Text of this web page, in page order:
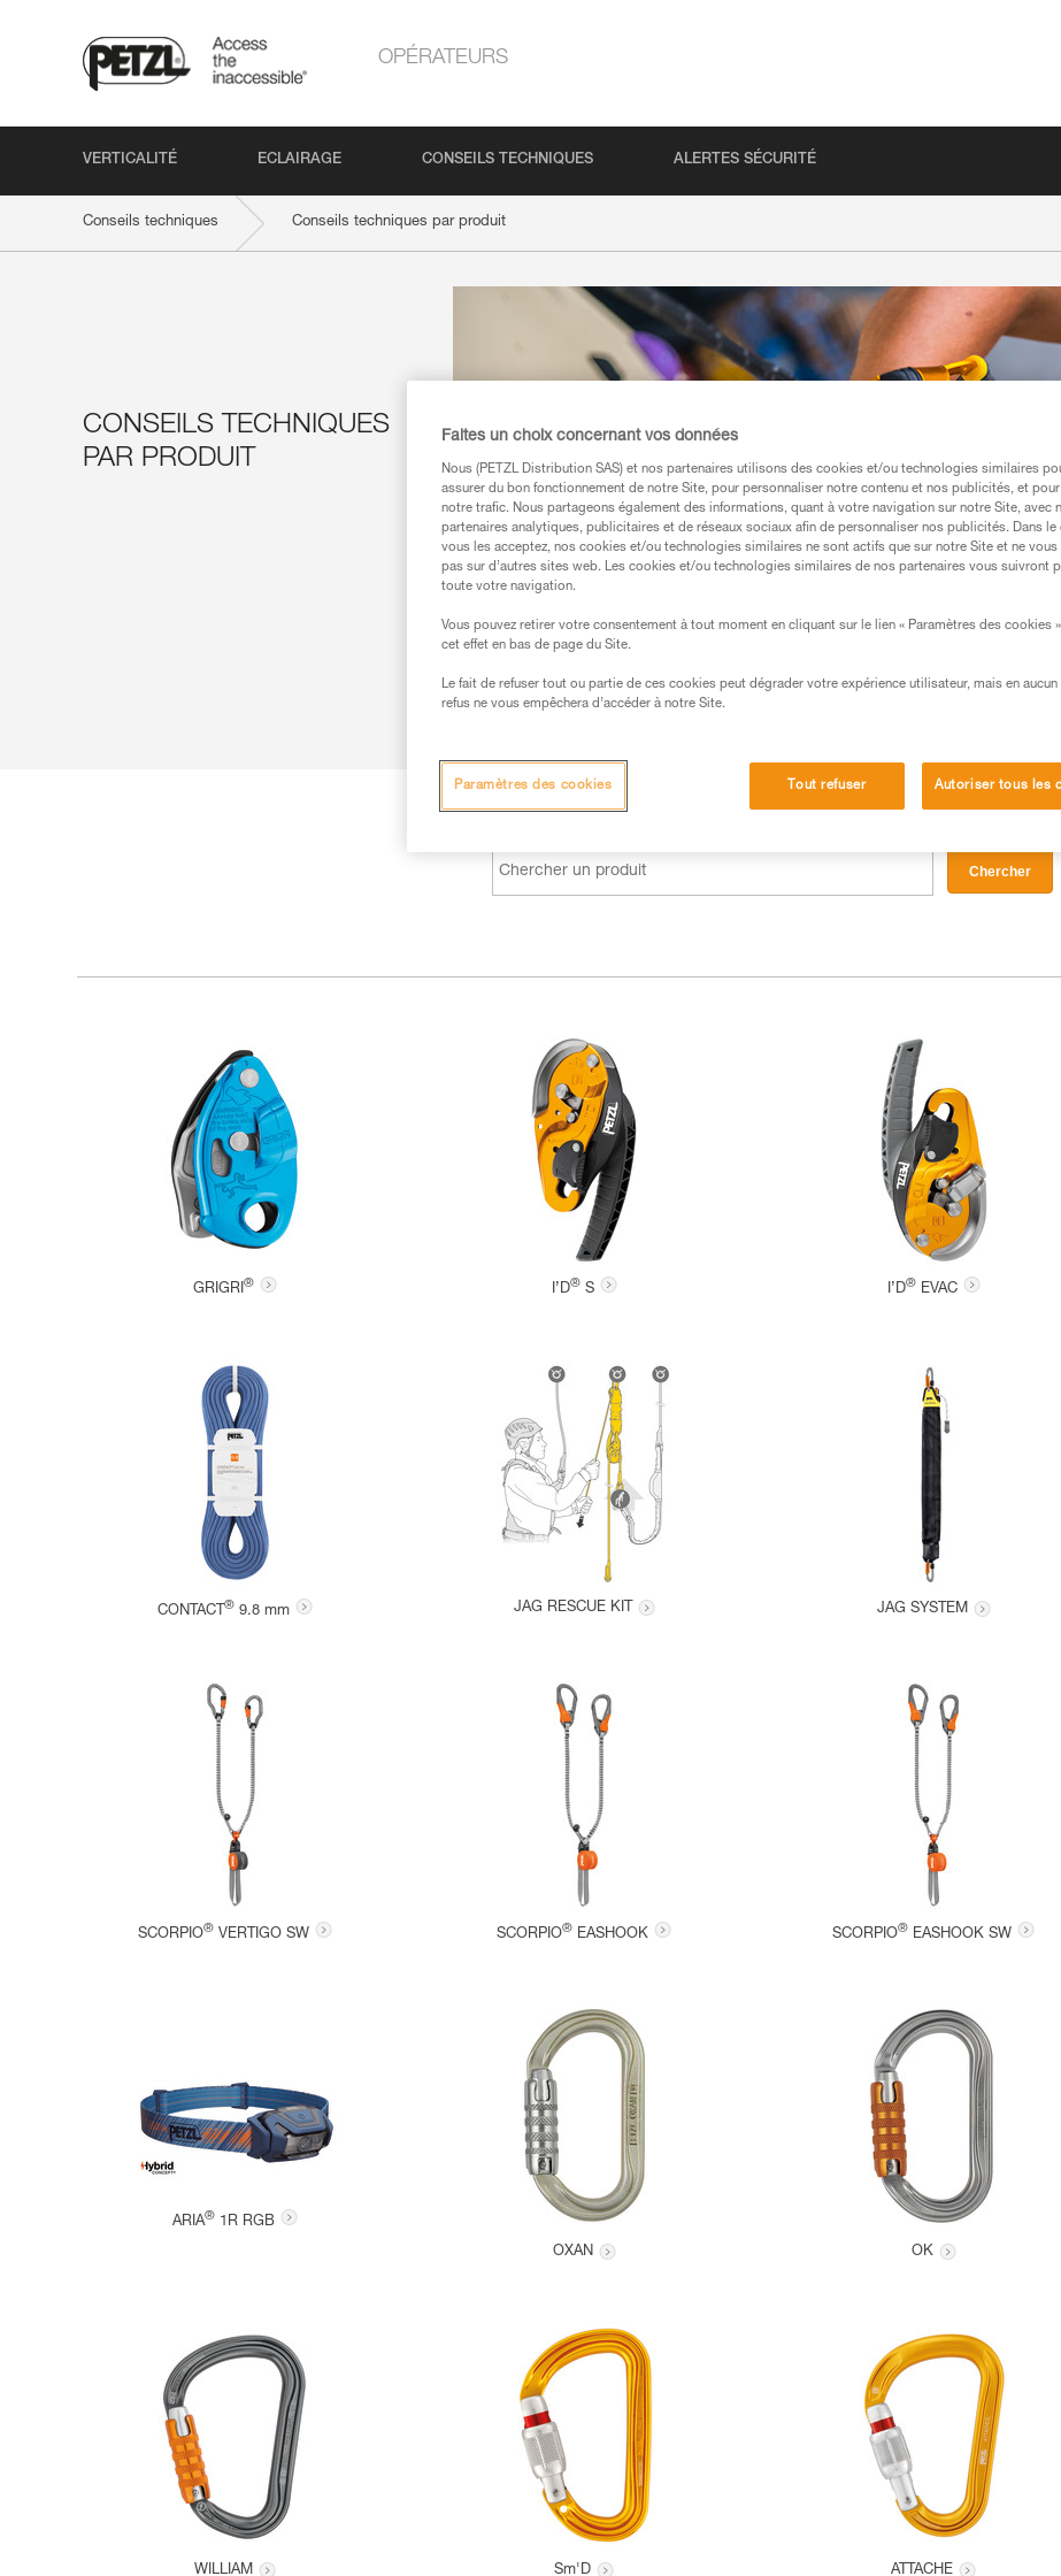
OPÉRATEURS
VERTICALITÉ ECLAIRAGE CONSEILS TECHNIQUES ALERTES SÉCURITÉ
Conseils techniques Conseils techniques par produit
CONSEILS TECHNIQUES
PAR PRODUIT
Chercher
GRIGRI® I’D® S I’D® EVAC
CONTACT® 9.8 mm JAG RESCUE KIT JAG SYSTEM
SCORPIO® VERTIGO SW SCORPIO® EASHOOK SCORPIO® EASHOOK SW
ARIA® 1R RGB
OXAN
OK
WILLIAM Sm'D ATTACHE
Faites un choix concernant vos données
Nous (PETZL Distribution SAS) et nos partenaires utilisons des cookies et/ou technologies similaires
assurer du bon fonctionnement de notre Site, pour personnaliser notre contenu et nos publicités, et
notre trafic. Nous partageons également des informations, quant à votre navigation sur notre Site, avec
partenaires analytiques, publicitaires et de réseaux sociaux afin de personnaliser nos publicités. Dans le
vous les acceptez, nos cookies et/ou technologies similaires ne sont actifs que sur notre Site et ne
pas sur d’autres sites web. Les cookies et/ou technologies similaires de nos partenaires vous suivront
toute votre navigation.
Vous pouvez retirer votre consentement à tout moment en cliquant sur le lien « Paramètres des cookies
cet effet en bas de page du Site.
Le fait de refuser tout ou partie de ces cookies peut dégrader votre expérience utilisateur, mais en aucun
refus ne vous empêchera d’accéder à notre Site.
Tout refuser Autoriser tous les
Paramètres des cookies